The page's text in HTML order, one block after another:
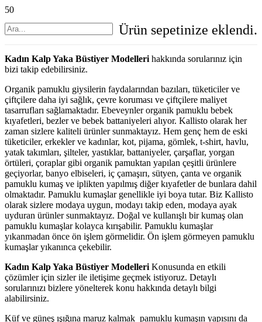
Ürün sepetinize eklendi.
Kadın Kalp Yaka Büstiyer Modelleri hakkında sorularınız için
bizi takip edebilirsiniz.
Organik pamuklu giysilerin faydalarından bazıları, tüketiciler ve
çiftçilere daha iyi sağlık, çevre koruması ve çiftçilere maliyet
tasarrufları sağlamaktadır. Ebeveynler organik pamuklu bebek
kıyafetleri, bezler ve bebek battaniyeleri alıyor. Kallisto olarak her
zaman sizlere kaliteli ürünler sunmaktayız. Hem genç hem de eski
tüketiciler, erkekler ve kadınlar, kot, pijama, gömlek, t-shirt, havlu,
yatak takımları, şilteler, yastıklar, battaniyeler, çarşaflar, yorgan
örtüleri, çoraplar gibi organik pamuktan yapılan çeşitli ürünlere
geçiyorlar, banyo elbiseleri, iç çamaşırı, sütyen, çanta ve organik
pamuklu kumaş ve iplikten yapılmış diğer kıyafetler de bunlara dahil
olmaktadır. Pamuklu kumaşlar genellikle iyi boya tutar. Biz Kallisto
olarak sizlere modaya uygun, modayı takip eden, modaya ayak
uyduran ürünler sunmaktayız. Doğal ve kullanışlı bir kumaş olan
pamuklu kumaşlar kolayca kırışabilir. Pamuklu kumaşlar
yıkanmadan önce ön işlem görmelidir. Ön işlem görmeyen pamuklu
kumaşlar yıkanınca çekebilir.
Kadın Kalp Yaka Büstiyer Modelleri Konusunda en etkili
çözümler için sizler ile iletişime geçmek istiyoruz. Detaylı
sorularınızı bizlere yönelterek konu hakkında detaylı bilgi
alabilirsiniz.
Küf ve güneş ışığına maruz kalmak pamuklu kumaşın yapısını da